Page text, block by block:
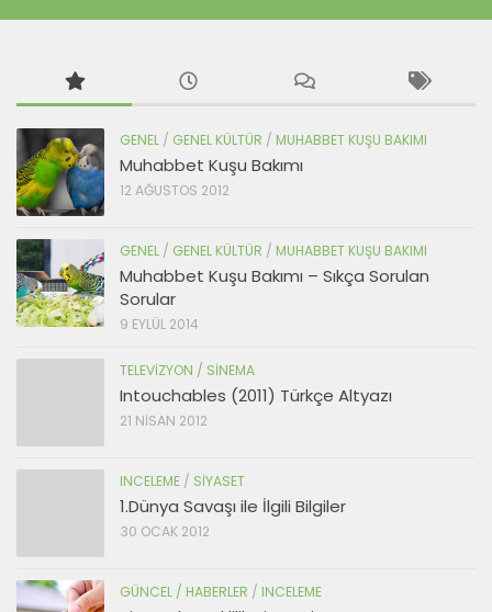
GENEL / GENEL KÜLTÜR / MUHABBET KUŞU BAKIMI
Muhabbet Kuşu Bakımı
12 AĞUSTOS 2012
GENEL / GENEL KÜLTÜR / MUHABBET KUŞU BAKIMI
Muhabbet Kuşu Bakımı – Sıkça Sorulan
Sorular
9 EYLÜL 2014
TELEVIZYON / SINEMA
Intouchables (2011) Türkçe Altyazı
21 NISAN 2012
INCELEME / SIYASET
1.Dünya Savaşı ile İlgili Bilgiler
30 OCAK 2012
GÜNCEL / HABERLER / INCELEME